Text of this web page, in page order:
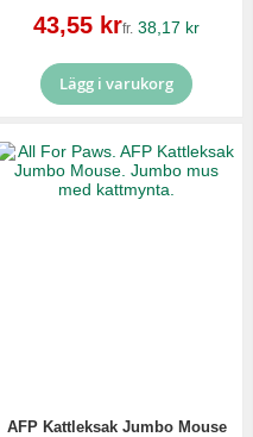
Reapris
43,55 krfr. 38,17 kr
Lägg i varukorg
AFP Kattleksak Jumbo Mouse